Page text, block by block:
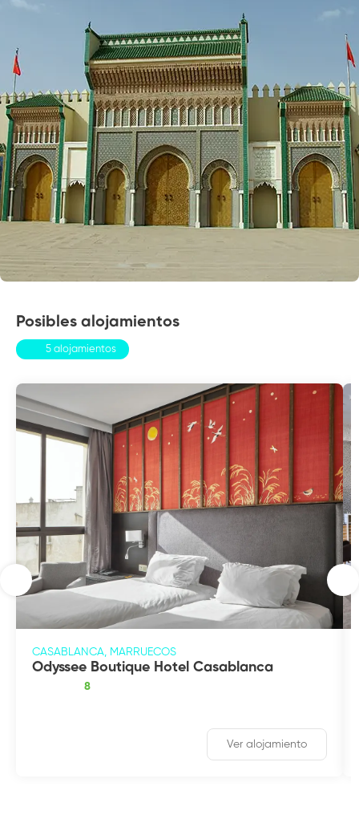
Posibles alojamientos
5 alojamientos
CASABLANCA, MARRUECOS
Odyssee Boutique Hotel Casablanca
8
Ver alojamiento